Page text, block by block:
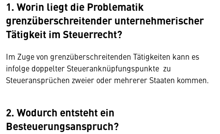
1. Worin liegt die Problematik
grenzüberschreitender unternehmerischer
Tätigkeit im Steuerrecht?
Im Zuge von grenzüberschreitenden Tätigkeiten kann es
infolge doppelter Steueranknüpfungspunkte zu
Steueransprüchen zweier oder mehrerer Staaten kommen.
2. Wodurch entsteht ein
Besteuerungsanspruch?